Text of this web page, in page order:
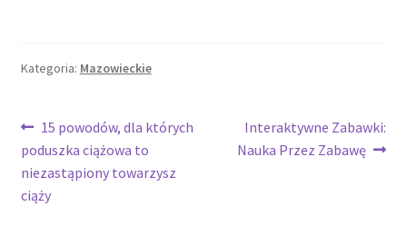
Kategoria: Mazowieckie
Nawigacja
wpisu
Poprzedni
wpis:
15 powodów, dla których
poduszka ciążowa to
niezastąpiony towarzysz
ciąży
Następny
wpis:
Interaktywne Zabawki:
Nauka Przez Zabawę